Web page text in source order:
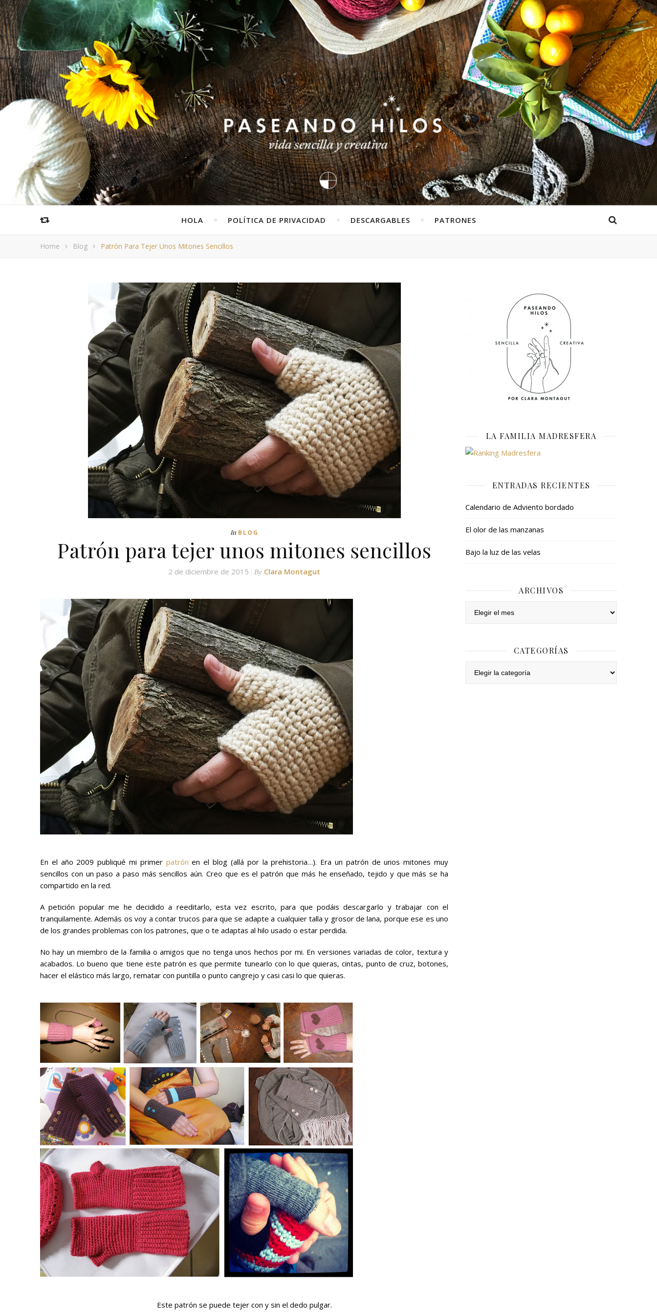
HOLA POLÍTICA DE PRIVACIDAD DESCARGABLES PATRONES
Home Blog Patrón Para Tejer Unos Mitones Sencillos
In BLOG
Patrón para tejer unos mitones sencillos
2 de diciembre de 2015 By Clara Montagut
En el año 2009 publiqué mi primer patrón en el blog (allá por la prehistoria…). Era un patrón de unosmitones muy
sencillos con un paso a paso más sencillos aún. Creo que es el patrón que más he enseñado, tejido y que más se ha
compartido en la red.
A petición popular me he decidido a reeditarlo, esta vez escrito, para que podáis descargarlo y trabajar con el
tranquilamente. Además os voy a contar trucos para que se adapte a cualquier talla y grosor de lana, porque ese es uno
de los grandes problemas con los patrones, que o te adaptas al hilo usado o estar perdida.
No hay un miembro de la familia o amigos que no tenga unos hechos por mi. En versiones variadas de color, textura y
acabados. Lo bueno que tiene este patrón es que permite tunearlo con lo que quieras, cintas, punto de cruz, botones,
hacer el elástico más largo, rematar con puntilla o punto cangrejo y casi casi lo que quieras.
Este patrón se puede tejer con y sin el dedo pulgar.
LA FAMILIA MADRESFERA
ENTRADAS RECIENTES
Calendario de Adviento bordado
El olor de las manzanas
Bajo la luz de las velas
ARCHIVOS
CATEGORÍAS